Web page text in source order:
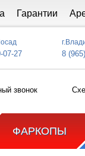
Гарантии
07-27 8
звонок
ФАРКОПЫ